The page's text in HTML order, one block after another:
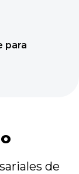
para
de